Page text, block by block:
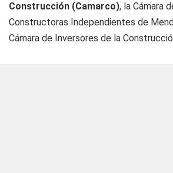
Construcción (Camarco), la Cámara
Constructoras Independientes de
Cámara de Inversores de la